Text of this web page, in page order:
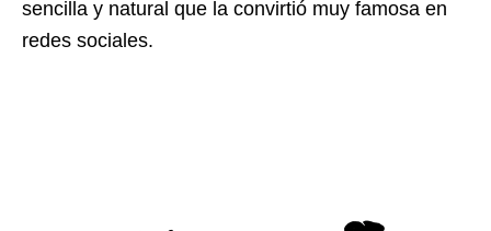
sencilla y natural que la convirtió muy famosa en
redes sociales.